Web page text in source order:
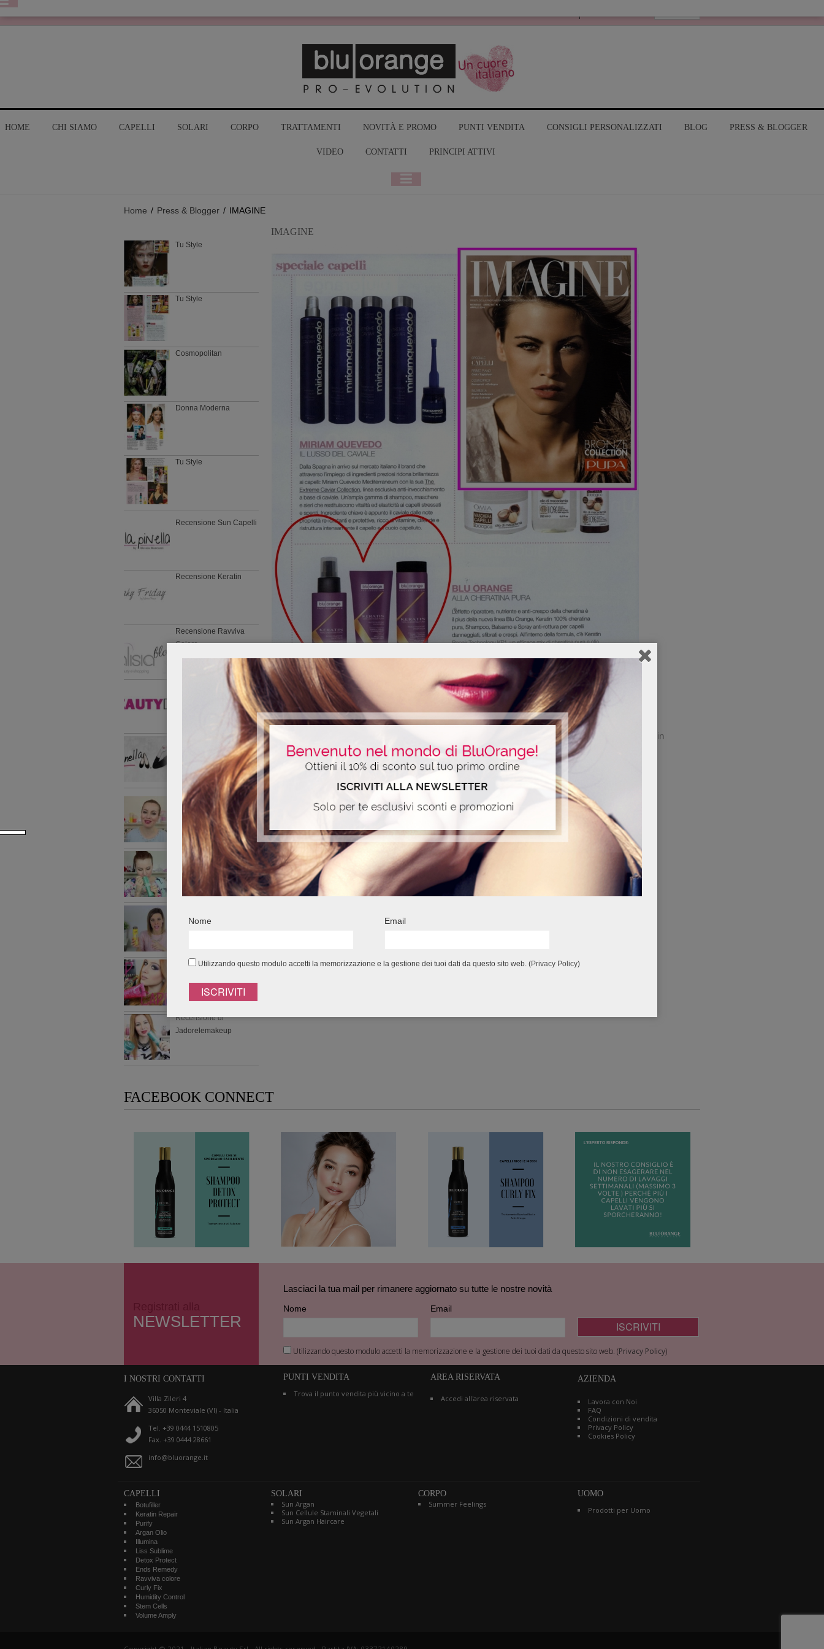
HOME CHI SIAMO CAPELLI SOLARI CORPO TRATTAMENTI NOVITÀ E PROMO PUNTI VENDITA CONSIGLI PERSONALIZZATI BLOG PRESS & BLOGGER
VIDEO CONTATTI PRINCIPI ATTIVI
Home / Press & Blogger / IMAGINE
Tu Style
Tu Style
Cosmopolitan
Donna Moderna
Tu Style
Recensione Sun Capelli
Recensione Keratin
Recensione Ravviva
Colore
Recensione Programma
Recensione Linea Argan
Recensione di
Jadorelemakeup
Recensione di
Jadorelemakeup
Recensione di Erikioba
Recensione di
Jadorelemakeup
IMAGINE
01-04-2014, n.4 – Shampoo Riparatore, Balsamo Riparatore, Spray Riparatore Anti-Rottura Keratin
FACEBOOK CONNECT
NEWSLETTER
Lasciaci la tua mail per rimanere aggiornato su tutte le nostre novità
Nome Email
Utilizzando questo modulo accetti la memorizzazione e la gestione dei tuoi dati da questo sito web. (Privacy Policy)
I NOSTRI CONTATTI
Villa Zileri 4
36050 Monteviale (VI) - Italia
Tel. +39 0444 1510805
Fax. +39 0444 28661
info@bluorange.it
PUNTI VENDITA
Trova il punto vendita più vicino a te
AREA RISERVATA
Accedi all'area riservata
AZIENDA
Lavora con Noi
FAQ
Condizioni di vendita
Privacy Policy
Cookies Policy
CAPELLI
Botufiller
Keratin Repair
Purify
Argan Olio
Illumina
Liss Sublime
Detox Protect
Ends Remedy
Ravviva colore
Curly Fix
Humidity Control
Stem Cells
Volume Amply
SOLARI
Sun Argan
Sun Cellule Staminali Vegetali
Sun Argan Haircare
CORPO
Summer Feelings
UOMO
Prodotti per Uomo
Nome Email
Utilizzando questo modulo accetti la memorizzazione e la gestione dei tuoi dati da questo sito web. (Privacy Policy)